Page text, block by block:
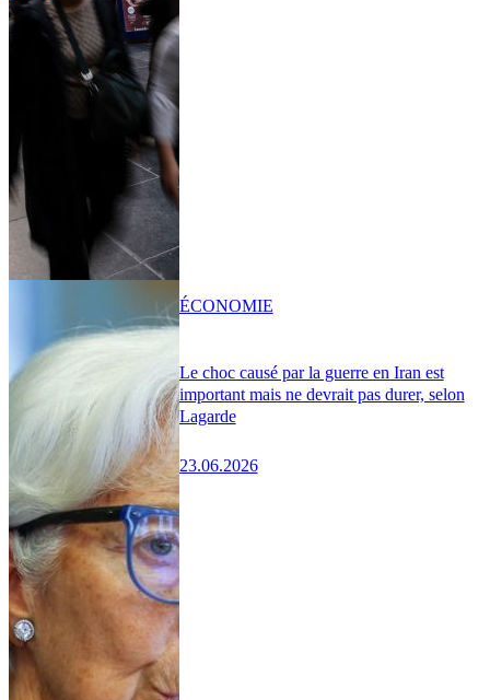
Le choc causé par la guerre en Iran est
important mais ne devrait pas durer, selon
Lagarde
23.06.2026
ÉCONOMIE